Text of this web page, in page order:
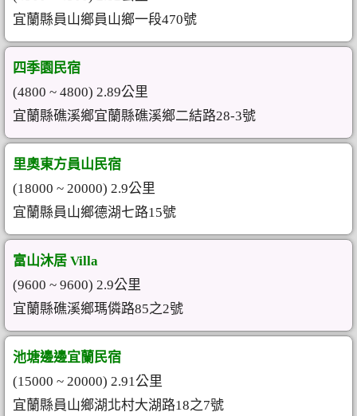
宜蘭縣員山鄉員山鄉一段470號
四季園民宿
(4800 ~ 4800) 2.89公里
宜蘭縣礁溪鄉宜蘭縣礁溪鄉二結路28-3號
里奧東方員山民宿
(18000 ~ 20000) 2.9公里
宜蘭縣員山鄉德湖七路15號
富山沐居 Villa
(9600 ~ 9600) 2.9公里
宜蘭縣礁溪鄉瑪僯路85之2號
池塘邊邊宜蘭民宿
(15000 ~ 20000) 2.91公里
宜蘭縣員山鄉湖北村大湖路18之7號